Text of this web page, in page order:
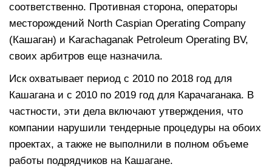
соответственно. Противная сторона, операторы
месторождений North Caspian Operating Company
(Кашаган) и Karachaganak Petroleum Operating BV,
своих арбитров еще назначила.
Иск охватывает период с 2010 по 2018 год для
Кашагана и с 2010 по 2019 год для Карачаганака. В
частности, эти дела включают утверждения, что
компании нарушили тендерные процедуры на обоих
проектах, а также не выполнили в полном объеме
работы подрядчиков на Кашагане.